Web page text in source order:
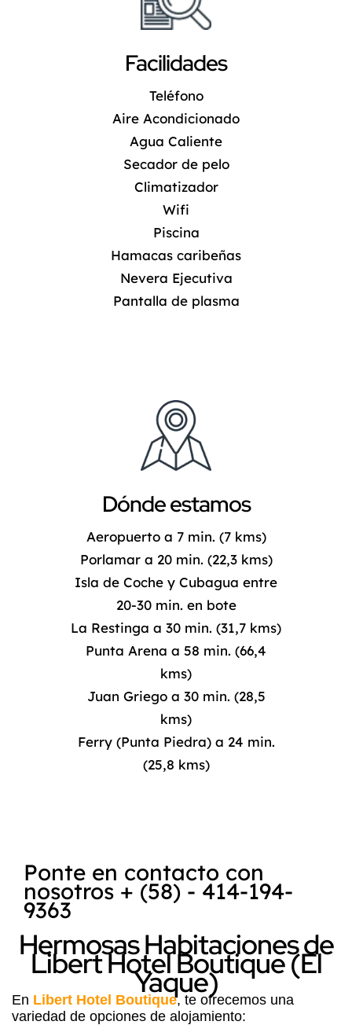
Facilidades
Teléfono
Aire Acondicionado
Agua Caliente
Secador de pelo
Climatizador
Wifi
Piscina
Hamacas caribeñas
Nevera Ejecutiva
Pantalla de plasma
Dónde estamos
Aeropuerto a 7 min. (7 kms)
Porlamar a 20 min. (22,3 kms)
Isla de Coche y Cubagua entre
20-30 min. en bote
La Restinga a 30 min. (31,7 kms)
Punta Arena a 58 min. (66,4
kms)
Juan Griego a 30 min. (28,5
kms)
Ferry (Punta Piedra) a 24 min.
(25,8 kms)
Ponte en contacto con
nosotros + (58) - 414-194-
9363
Hermosas Habitaciones de
Libert Hotel Boutique (El
Yaque)
En Libert Hotel Boutique, te ofrecemos una
variedad de opciones de alojamiento: